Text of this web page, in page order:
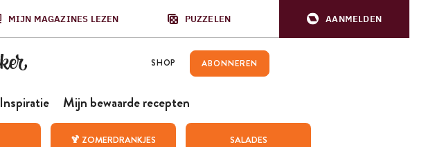
MIJN MAGAZINES LEZEN PUZZELEN AANMELDEN
SHOP ABONNEREN
Inspiratie Mijn bewaarde recepten
🍹 ZOMERDRANKJES SALADES